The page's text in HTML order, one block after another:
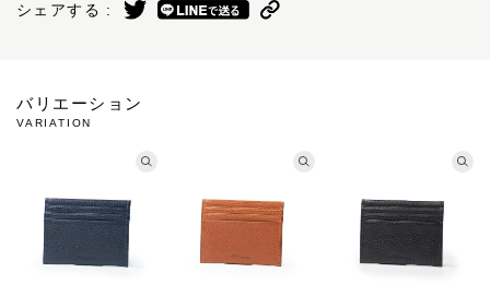
シェアする :
バリエーション
VARIATION